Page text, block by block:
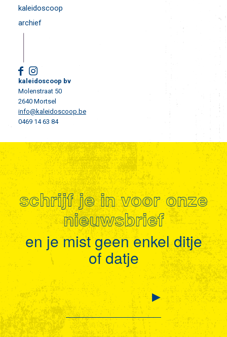
kaleidoscoop
archief
kaleidoscoop bv
Molenstraat 50
2640 Mortsel
info@kaleidoscoop.be
0469 14 63 84
schrijf je in voor onze
nieuwsbrief
en je mist geen enkel ditje
of datje